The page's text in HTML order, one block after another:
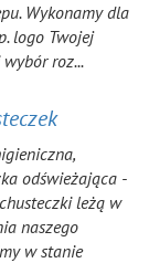
Wykonamy dla
logo Twojej
roz...
odświeżająca -
leżą w
naszego
w stanie